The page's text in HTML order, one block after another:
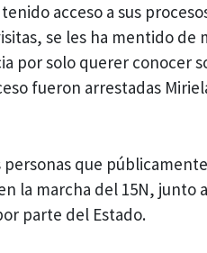
acceso a sus
se les ha mentido de
por solo querer conocer
fueron arrestadas
que
la marcha del 15N, junto
parte del Estado.